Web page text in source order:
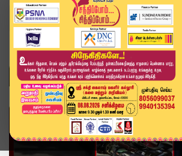
Home Topics Puducherry
PUDUCHERRY